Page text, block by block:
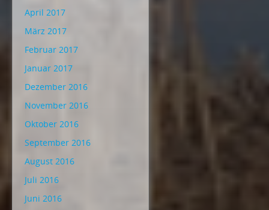
April 2017
März 2017
Februar 2017
Januar 2017
Dezember 2016
November 2016
Oktober 2016
September 2016
August 2016
Juli 2016
Juni 2016